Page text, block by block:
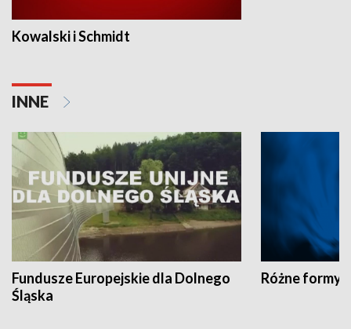
Kowalski i Schmidt
INNE
Fundusze Europejskie dla Dolnego
Śląska
Różne formy